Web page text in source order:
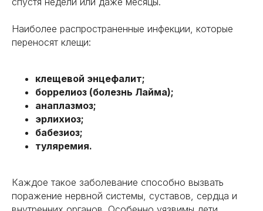
Наиболее распространенные инфекции, которые
переносят клещи:
клещевой энцефалит;
боррелиоз (болезнь Лайма);
анаплазмоз;
эрлихиоз;
бабезиоз;
туляремия.
Каждое такое заболевание способно вызвать
поражение нервной системы, суставов, сердца и